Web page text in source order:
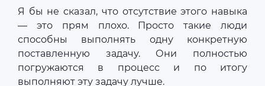
Я бы не сказал, что отсутствие этого навыка
— это прям плохо. Просто такие люди
способны выполнять одну конкретную
поставленную задачу. Они полностью
погружаются в процесс и по итогу
выполняют эту задачу лучше.